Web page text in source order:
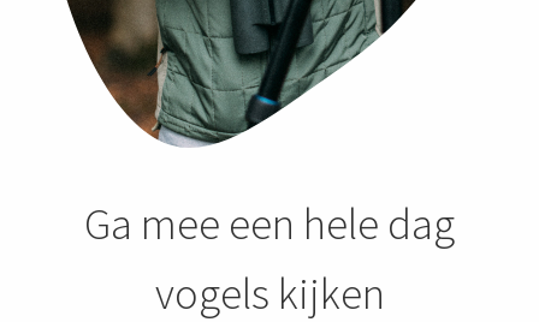
Ga mee een hele dag
vogels kijken